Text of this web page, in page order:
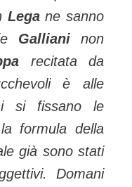
Legane sanno
Gallianinon
recitata da
è alle
si fissano le
formula della
già sono stati
Domani